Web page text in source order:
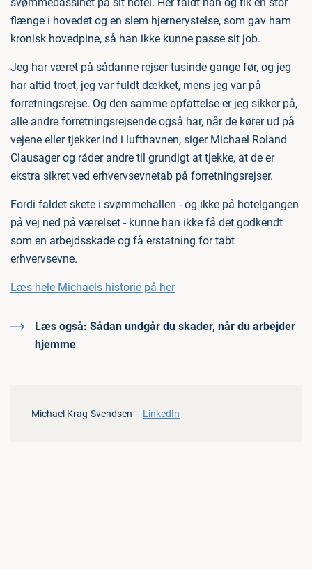
flænge i hovedet og en slem hjernerystelse, som gav ham
kronisk hovedpine, så han ikke kunne passe sit job.
Jeg har været på sådanne rejser tusinde gange før, og jeg
har altid troet, jeg var fuldt dækket, mens jeg var på
forretningsrejse. Og den samme opfattelse er jeg sikker på,
alle andre forretningsrejsende også har, når de kører ud på
vejene eller tjekker ind i lufthavnen, siger Michael Roland
Clausager og råder andre til grundigt at tjekke, at de er
ekstra sikret ved erhvervsevnetab på forretningsrejser.
Fordi faldet skete i svømmehallen - og ikke på hotelgangen
på vej ned på værelset - kunne han ikke få det godkendt
som en arbejdsskade og få erstatning for tabt
erhvervsevne.
Læs hele Michaels historie på her
Læs også: Sådan undgår du skader, når du arbejder
hjemme
Michael Krag-Svendsen – LinkedIn